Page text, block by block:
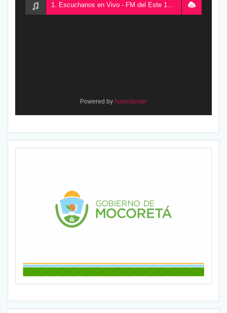
1. Escuchanos en Vivo - FM del Este 100.5, desde Chajarí, Entre Ríos, Argentina
Powered byAudioIgniter